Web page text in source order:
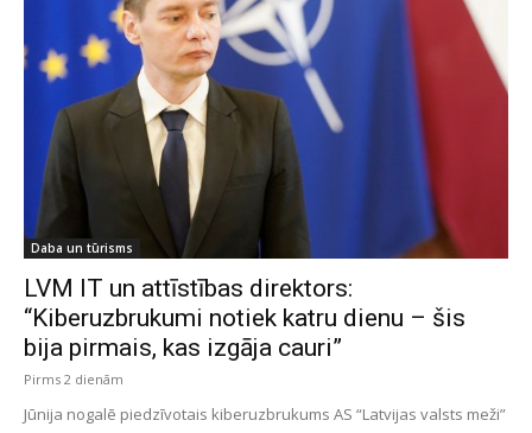
Daba un tūrisms
LVM IT un attīstības direktors:
“Kiberuzbrukumi notiek katru dienu – šis
bija pirmais, kas izgāja cauri”
Pirms 2 dienām
Jūnija nogalē piedzīvotais kiberuzbrukums AS “Latvijas valsts meži”